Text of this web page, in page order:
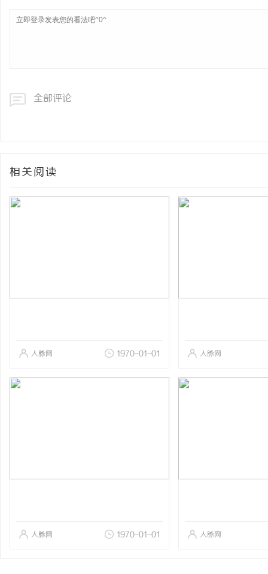
全部评论
相关阅读
人脉网 1970-01-01 人脉网
人脉网 1970-01-01 人脉网